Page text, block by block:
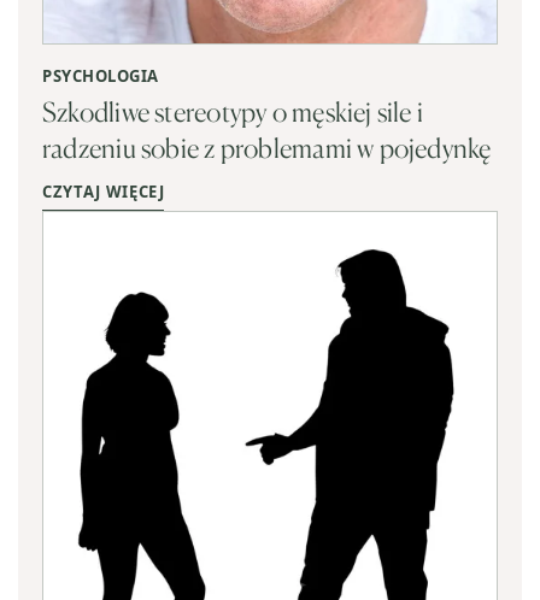
PSYCHOLOGIA
Szkodliwe stereotypy o męskiej sile i
radzeniu sobie z problemami w pojedynkę
CZYTAJ WIĘCEJ